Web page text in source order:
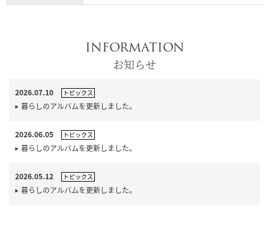
INFORMATION
お知らせ
2026.07.10 トピックス
暮らしのアルバムを更新しました。
2026.06.05 トピックス
暮らしのアルバムを更新しました。
2026.05.12 トピックス
暮らしのアルバムを更新しました。